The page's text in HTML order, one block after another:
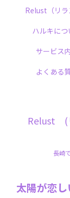
Relust (
長崎
Relust（リラ
ハルキにつ
サービス
よくある
太陽が恋